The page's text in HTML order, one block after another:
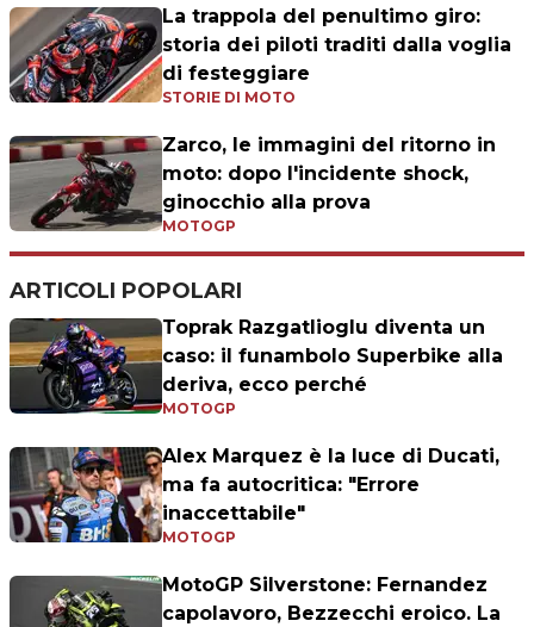
La trappola del penultimo giro:
storia dei piloti traditi dalla voglia
di festeggiare
STORIE DI MOTO
Zarco, le immagini del ritorno in
moto: dopo l'incidente shock,
ginocchio alla prova
MOTOGP
ARTICOLI POPOLARI
Toprak Razgatlioglu diventa un
caso: il funambolo Superbike alla
deriva, ecco perché
MOTOGP
Alex Marquez è la luce di Ducati,
ma fa autocritica: "Errore
inaccettabile"
MOTOGP
MotoGP Silverstone: Fernandez
capolavoro, Bezzecchi eroico. La